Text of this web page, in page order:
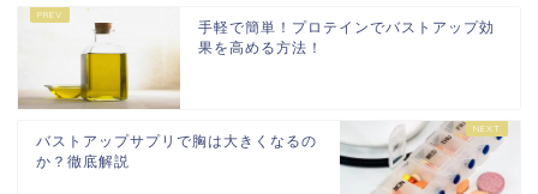
手軽で簡単！プロテインでバストアップ効
果を高める方法！
バストアップサプリで胸は大きくなるの
か？徹底解説